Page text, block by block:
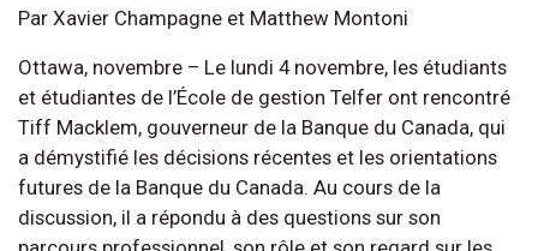
Par Xavier Champagne et Matthew Montoni
Ottawa, novembre – Le lundi 4 novembre, les étudiants
et étudiantes de l’École de gestion Telfer ont rencontré
Tiff Macklem, gouverneur de la Banque du Canada, qui
a démystifié les décisions récentes et les orientations
futures de la Banque du Canada. Au cours de la
discussion, il a répondu à des questions sur son